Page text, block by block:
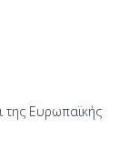
της Ευρωπαϊκής